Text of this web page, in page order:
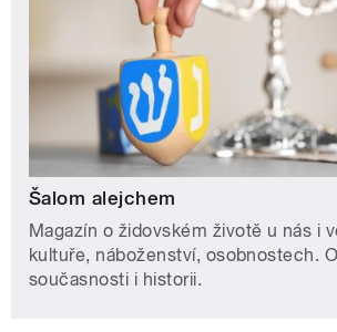
Šalom alejchem
Magazín o židovském životě u nás i
kultuře, náboženství, osobnostech.
současnosti i historii.